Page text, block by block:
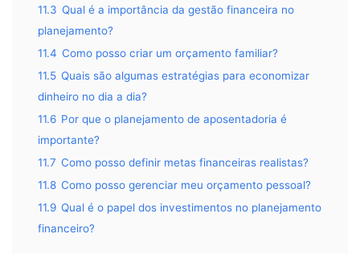
11.3 Qual é a importância da gestão financeira no
planejamento?
11.4 Como posso criar um orçamento familiar?
11.5 Quais são algumas estratégias para economizar
dinheiro no dia a dia?
11.6 Por que o planejamento de aposentadoria é
importante?
11.7 Como posso definir metas financeiras realistas?
11.8 Como posso gerenciar meu orçamento pessoal?
11.9 Qual é o papel dos investimentos no planejamento
financeiro?